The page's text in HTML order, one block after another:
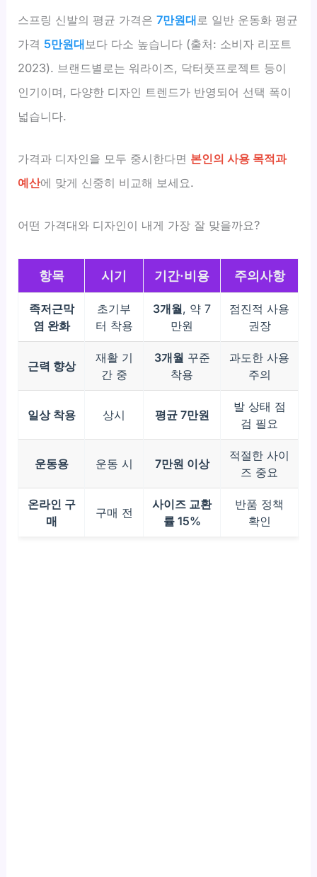
스프링 신발의 평균 가격은7만원대 로 일반 운동화 평균
가격 5만원대 보다 다소 높습니다 (출처: 소비자 리포트
2023). 브랜드별로는 워라이즈, 닥터풋프로젝트 등이
인기이며, 다양한 디자인 트렌드가 반영되어 선택 폭이
넓습니다.
가격과 디자인을 모두 중시한다면 본인의 사용 목적과
예산에 맞게 신중히 비교해 보세요.
어떤 가격대와 디자인이 내게 가장 잘 맞을까요?
항목 시기 기간·비용 주의사항
족저근막
염 완화
초기부
터 착용
3개월, 약 7
만원
점진적 사용
권장
근력 향상
재활 기
간 중
3개월 꾸준
착용
과도한 사용
주의
일상 착용 상시 평균 7만원
발 상태 점
검 필요
운동용 운동 시 7만원 이상
적절한 사이
즈 중요
온라인 구
매
구매 전
사이즈 교환
률 15%
반품 정책
확인